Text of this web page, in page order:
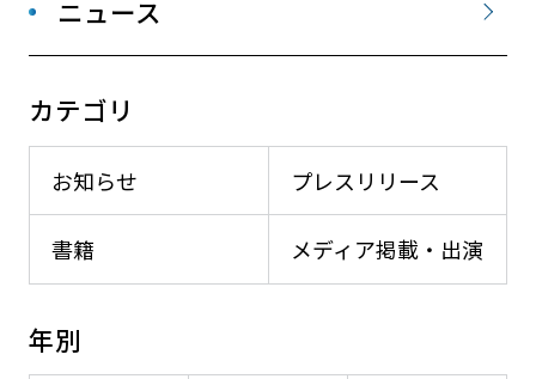
ニュース
カテゴリ
お知らせ プレスリリース
メディア掲載・出演
書籍
年別